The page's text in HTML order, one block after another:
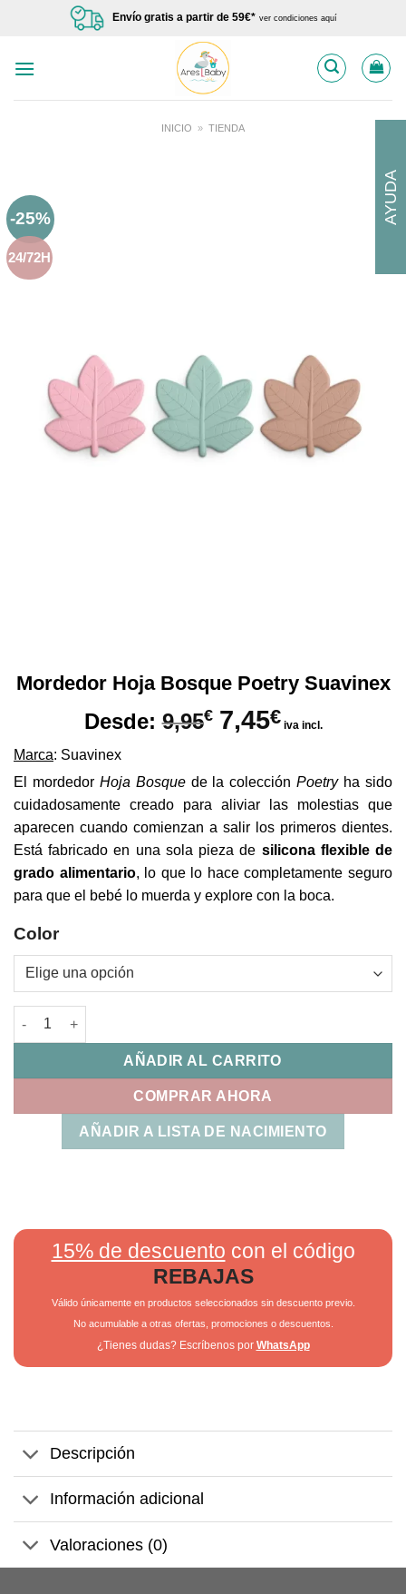
Envío gratis a partir de 59€* ver condiciones aquí
INICIO » TIENDA
-25%
24/72H
Mordedor Hoja Bosque Poetry Suavinex
Desde:9,95€ 7,45€iva incl.
Marca: Suavinex
El mordedor Hoja Bosquede la colecciónPoetryha sido
cuidadosamente creado para aliviar las molestias que
aparecen cuando comienzan a salir los primeros dientes.
Está fabricado en una sola pieza de silicona flexible de
grado alimentario, lo que lo hace completamente seguro
para que el bebé lo muerda y explore con la boca.
Color
Mordedor Hoja Bosque Poetry Suavinex cantidad
AÑADIR AL CARRITO
COMPRAR AHORA
AÑADIR A LISTA DE NACIMIENTO
15% de descuento con el código
REBAJAS
Válido únicamente en productos seleccionados sin descuento previo.
No acumulable a otras ofertas, promociones o descuentos.
¿Tienes dudas? Escríbenos por WhatsApp
Descripción
Información adicional
Valoraciones (0)
AYUDA